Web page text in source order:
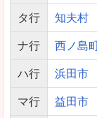
タ行 知夫村
ナ行 西ノ島
ハ行 浜田市
マ行 益田市